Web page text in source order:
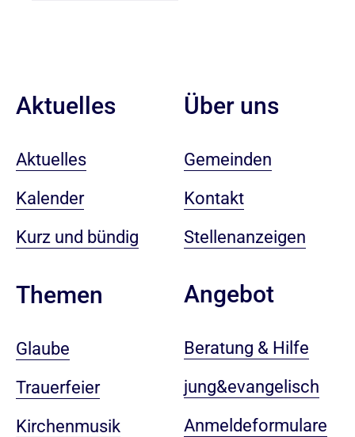
Aktuelles
Aktuelles
Kalender
Kurz und bündig
Themen
Glaube
Trauerfeier
Kirchenmusik
Über uns
Gemeinden
Kontakt
Stellenanzeigen
Angebot
Beratung & Hilfe
jung&evangelisch
Anmeldeformulare